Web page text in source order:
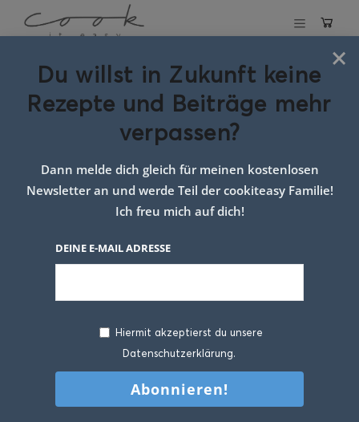
Schlagwort:
grüne spargel
suppe google
Sorry - Leider nichts
ÜBER MICH
×
Du willst in Zukunft keine
Rezepte und Beiträge mehr
verpassen?
Dann melde dich gleich für meinen kostenlosen
Newsletter an und werde Teil der cookiteasy Familie!
Ich freu mich auf dich!
DEINE E-MAIL ADRESSE
Hiermit akzeptierst du unsere
Datenschutzerklärung.